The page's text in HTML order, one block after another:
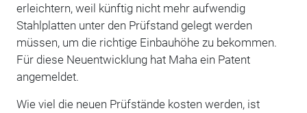
erleichtern, weil künftig nicht mehr aufwendig
Stahlplatten unter den Prüfstand gelegt werden
müssen, um die richtige Einbauhöhe zu bekommen.
Für diese Neuentwicklung hat Maha ein Patent
angemeldet.
Wie viel die neuen Prüfstände kosten werden, ist